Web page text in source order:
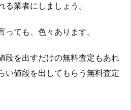
業者にしましょう。
ても、色々あります。
段を出すだけの無料査定もあれ
い値段を出してもらう無料査定